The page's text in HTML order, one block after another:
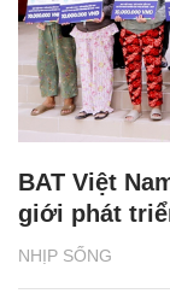
NHỊP SỐNG
BAT Việt
giới phát